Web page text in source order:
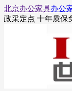
北京办公家具办公
政采定点 十年质保